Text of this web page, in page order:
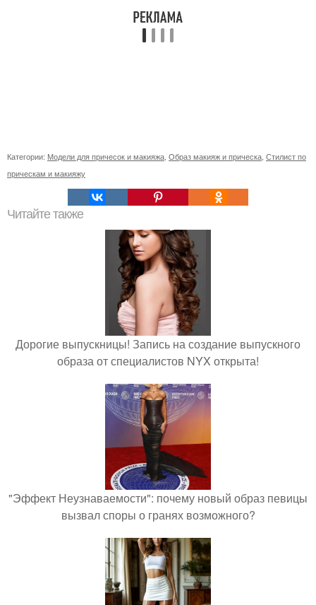
Категории: Модели для причесок и макияжа Образ макияж и прическа Стилист по
прическам и макияжу
Читайте также
Дорогие выпускницы! Запись на создание выпускного
образа от специалистов NYX открыта!
"Эффект Неузнаваемости": почему новый образ певицы
вызвал споры о гранях возможного?